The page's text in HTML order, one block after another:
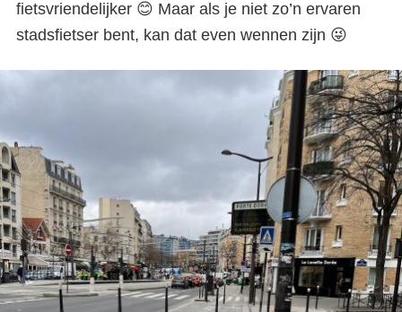
fietsvriendelijker 😊 Maar als je niet zo’n ervaren
stadsfietser bent, kan dat even wennen zijn 😜